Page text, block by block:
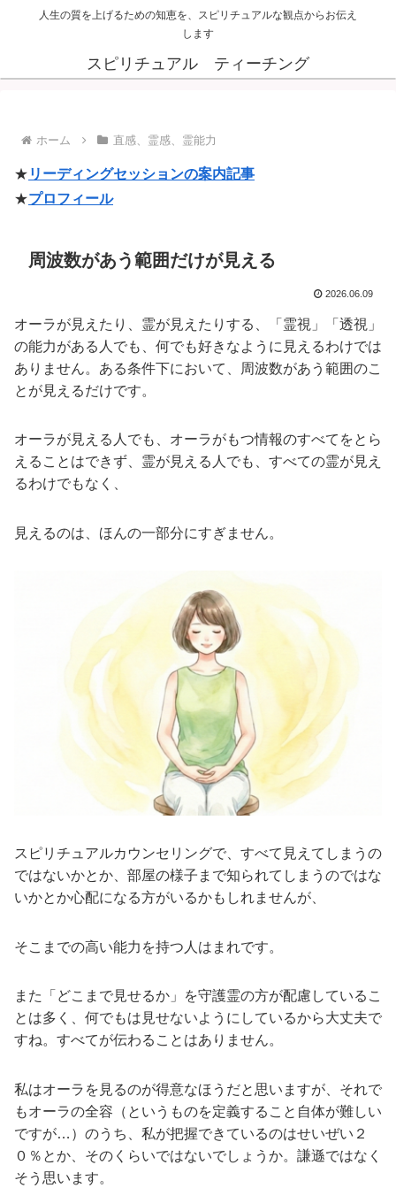
人生の質を上げるための知恵を、スピリチュアルな観点からお伝え
します
スピリチュアル ティーチング
ホーム 直感、霊感、霊能力
★ リーディングセッションの案内記事
★プロフィール
周波数があう範囲だけが見える
2026.06.09
オーラが見えたり、霊が見えたりする、「霊視」「透視」
の能力がある人でも、何でも好きなように見えるわけでは
ありません。ある条件下において、周波数があう範囲のこ
とが見えるだけです。
オーラが見える人でも、オーラがもつ情報のすべてをとら
えることはできず、霊が見える人でも、すべての霊が見え
るわけでもなく、
見えるのは、ほんの一部分にすぎません。
スピリチュアルカウンセリングで、すべて見えてしまうの
ではないかとか、部屋の様子まで知られてしまうのではな
いかとか心配になる方がいるかもしれませんが、
そこまでの高い能力を持つ人はまれです。
また「どこまで見せるか」を守護霊の方が配慮しているこ
とは多く、何でもは見せないようにしているから大丈夫で
すね。すべてが伝わることはありません。
私はオーラを見るのが得意なほうだと思いますが、それで
もオーラの全容（というものを定義すること自体が難しい
ですが…）のうち、私が把握できているのはせいぜい２
０％とか、そのくらいではないでしょうか。謙遜ではなく
そう思います。